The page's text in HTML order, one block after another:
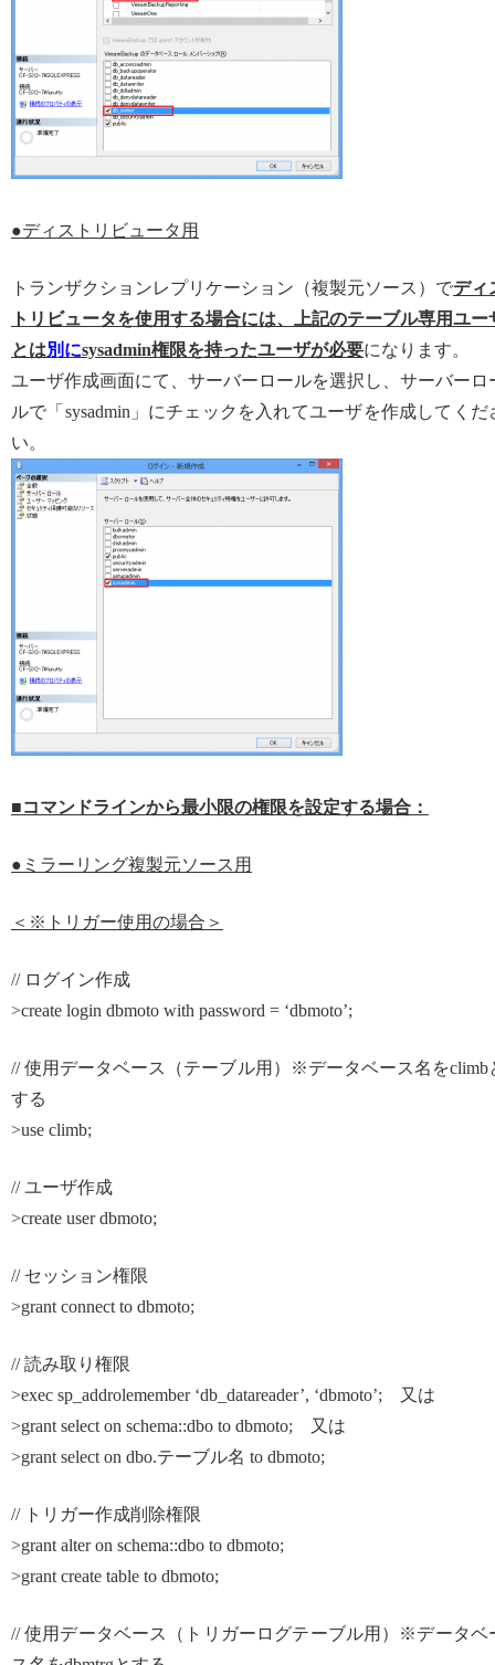
●ディストリビュータ用
トランザクションレプリケーション（複製元ソース）でディ
トリビュータを使用する場合には、上記のテーブル専用ユー
とは別にsysadmin権限を持ったユーザが必要になります。
ユーザ作成画面にて、サーバーロールを選択し、サーバーロ
ルで「sysadmin」にチェックを入れてユーザを作成してくだ
い。
■コマンドラインから最小限の権限を設定する場合：
●ミラーリング複製元ソース用
＜※トリガー使用の場合＞
// ログイン作成
>create login dbmoto with password = ‘dbmoto’;
// 使用データベース（テーブル用）※データベース名をclimb
する
>use climb;
// ユーザ作成
>create user dbmoto;
// セッション権限
>grant connect to dbmoto;
// 読み取り権限
>exec sp_addrolemember ‘db_datareader’, ‘dbmoto’; 又は
>grant select on schema::dbo to dbmoto; 又は
>grant select on dbo.テーブル名 to dbmoto;
// トリガー作成削除権限
>grant alter on schema::dbo to dbmoto;
>grant create table to dbmoto;
// 使用データベース（トリガーログテーブル用）※データベ